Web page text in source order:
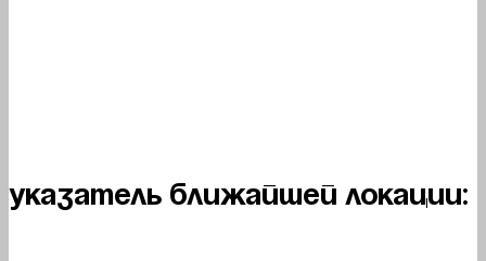
Указатель ближайшей локации: